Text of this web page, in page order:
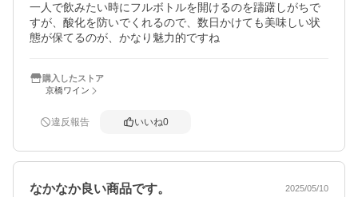
一人で飲みたい時にフルボトルを開けるのを躊躇しがちで
すが、酸化を防いでくれるので、数日かけても美味しい状
態が保てるのが、かなり魅力的ですね
購入したストア
京橋ワイン
違反報告 いいね0
なかなか良い商品です。 2025/05/10